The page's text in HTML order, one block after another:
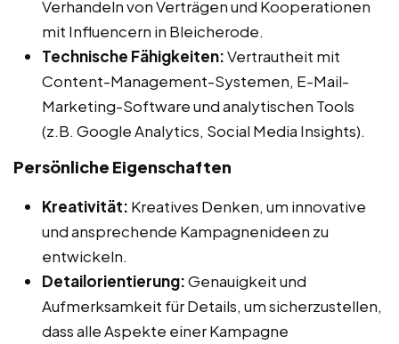
Verhandeln von Verträgen und Kooperationen
mit Influencern in Bleicherode.
Technische Fähigkeiten:Vertrautheit mit
Content-Management-Systemen, E-Mail-
Marketing-Software und analytischen Tools
(z.B. Google Analytics, Social Media Insights).
Persönliche Eigenschaften
Kreativität: Kreatives Denken, um innovative
und ansprechende Kampagnenideen zu
entwickeln.
Detailorientierung:Genauigkeit und
Aufmerksamkeit für Details, um sicherzustellen,
dass alle Aspekte einer Kampagne